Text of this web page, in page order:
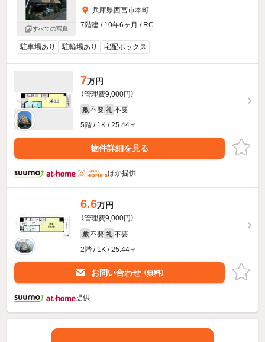
すべての写真
兵庫県西宮市本町
7階建 / 10年6ヶ月 / RC
駐車場あり 駐輪場あり 宅配ボックス
7万円
（管理費9,000円）
敷 不要 礼 不要
5階 / 1K / 25.44㎡
物件詳細を見る
ほか提供
6.6万円
（管理費9,000円）
敷 不要 礼 不要
2階 / 1K / 25.44㎡
お問い合わせ （無料）
提供